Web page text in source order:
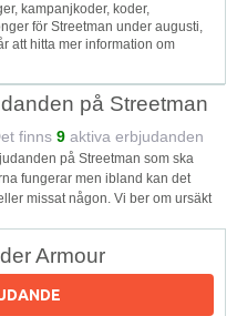
kampanjkoder, koder,
för Streetman under augusti,
att hitta mer information om
på Streetman
finns 9 aktiva erbjudanden
på Streetman som ska
fungerar men ibland kan det
missat någon. Vi ber om ursäkt
Armour